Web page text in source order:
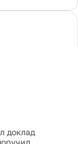
доклад